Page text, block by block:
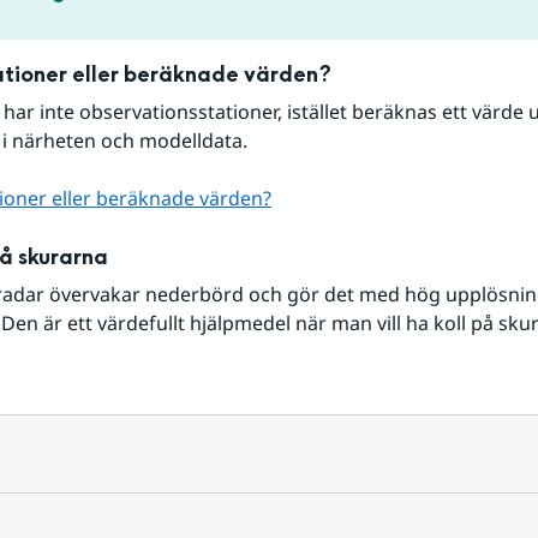
eller beräknade värden?
inte observationsstationer, istället beräknas ett värde
närheten och modelldata.
eller beräknade värden?
skurarna
övervakar nederbörd och gör det med hög
är ett värdefullt hjälpmedel när man vill ha koll på